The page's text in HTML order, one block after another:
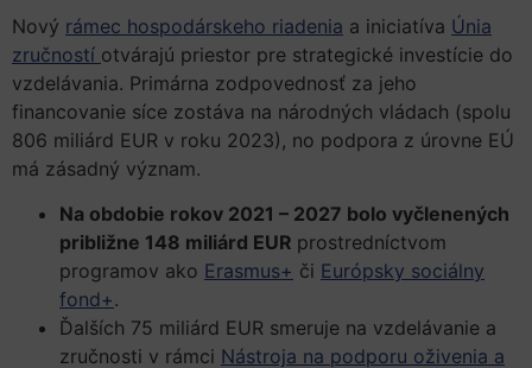
Nový rámec hospodárskeho riadenia a iniciatíva Únia
zručností otvárajú priestor pre strategické investície do
vzdelávania. Primárna zodpovednosť za jeho
financovanie síce zostáva na národných vládach (spolu
806 miliárd EUR v roku 2023), no podpora z úrovne EÚ
má zásadný význam.
Na obdobie rokov 2021 – 2027 bolo vyčlenených
približne 148 miliárd EUR prostredníctvom
programov ako Erasmus+ či Európsky sociálny
fond+.
Ďalších 75 miliárd EUR smeruje na vzdelávanie a
zručnosti v rámci Nástroja na podporu oživenia a